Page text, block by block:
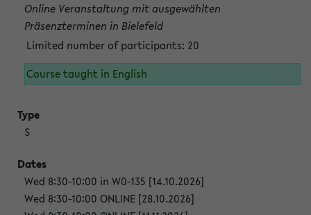
Online Veranstaltung mit ausgewählten
Präsenzterminen in Bielefeld
Limited number of participants: 20
Course taught in English
S
Wed 8:30-10:00 in W0-135 [14.10.2026]
Wed 8:30-10:00 ONLINE [28.10.2026]